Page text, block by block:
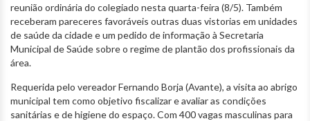
reunião ordinária do colegiado nesta quarta-feira (8/5). Também
receberam pareceres favoráveis outras duas vistorias em unidades
de saúde da cidade e um pedido de informação à Secretaria
Municipal de Saúde sobre o regime de plantão dos profissionais da
área.
Requerida pelo vereador Fernando Borja (Avante), a visita ao abrigo
municipal tem como objetivo fiscalizar e avaliar as condições
sanitárias e de higiene do espaço. Com 400 vagas masculinas para